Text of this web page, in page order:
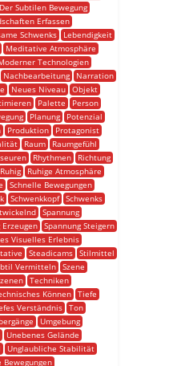
Subtilen Bewegung
Erfassen
Schwenks
Lebendigkeit
Meditative Atmosphäre
Technologien
Nachbearbeitung
Narration
Neues Niveau
Objekt
Palette
Person
Planung
Potenzial
Produktion
Protagonist
Raum
Raumgefühl
Rhythmen
Richtung
Ruhig
Ruhige Atmosphäre
Schnelle Bewegungen
Schwenkkopf
Schwenks
Spannung
Erzeugen
Spannung Steigern
Visuelles Erlebnis
Steadicams Stilmittel
Vermitteln Szene
Techniken
Können Tiefe
Verständnis Ton
Umgebung
Unebenes Gelände
Unglaubliche Stabilität
Bewegungen